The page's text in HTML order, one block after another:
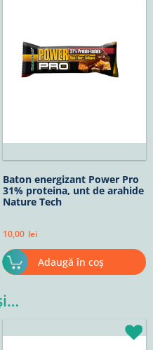
Baton energizant Power Pro
31% proteina, unt de arahide
Nature Tech
10,00 lei
Adaugă în coș